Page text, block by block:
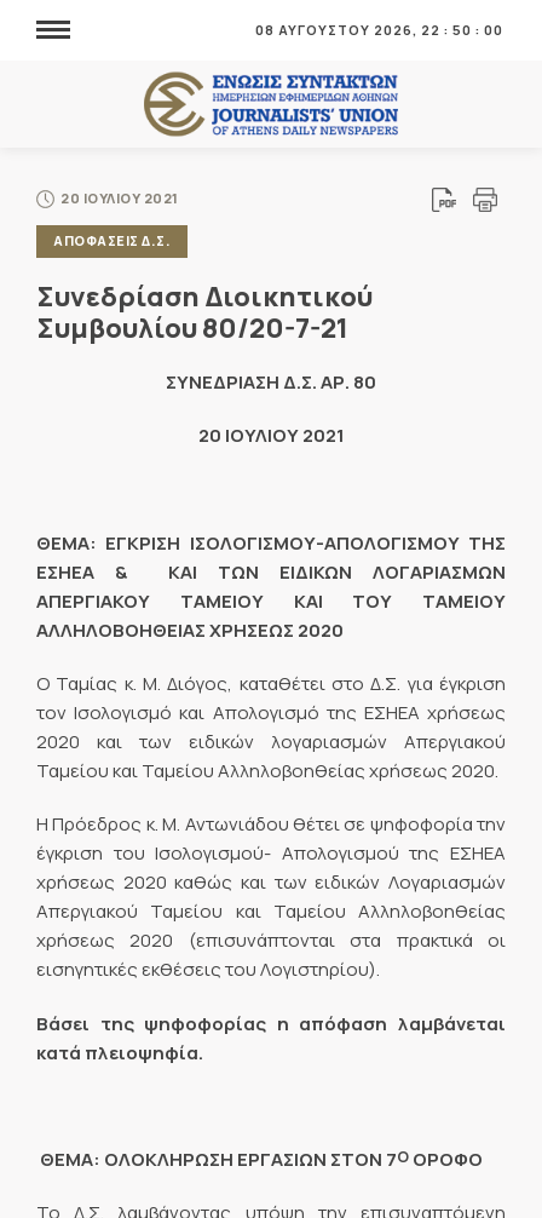
08 ΑΥΓΟΥΣΤΟΥ 2026, 22 : 50 : 01
20 ΙΟΥΛΙΟΥ 2021
ΑΠΟΦΑΣΕΙΣ Δ.Σ.
Συνεδρίαση Διοικητικού
Συμβουλίου 80/20-7-21
ΣΥΝΕΔΡΙΑΣΗ Δ.Σ. ΑΡ. 80
20 ΙΟΥΛΙΟΥ 2021
ΘΕΜΑ: ΕΓΚΡΙΣΗ ΙΣΟΛΟΓΙΣΜΟΥ-ΑΠΟΛΟΓΙΣΜΟΥ ΤΗΣ
ΕΣΗΕΑ & ΚΑΙ ΤΩΝ ΕΙΔΙΚΩΝ ΛΟΓΑΡΙΑΣΜΩΝ
ΑΠΕΡΓΙΑΚΟΥ ΤΑΜΕΙΟΥ ΚΑΙ ΤΟΥ ΤΑΜΕΙΟΥ
ΑΛΛΗΛΟΒΟΗΘΕΙΑΣ ΧΡΗΣΕΩΣ 2020
Ο Ταμίας κ. Μ. Διόγος, καταθέτει στο Δ.Σ. για έγκριση
τον Ισολογισμό και Απολογισμό της ΕΣΗΕΑ χρήσεως
2020 και των ειδικών λογαριασμών Απεργιακού
Ταμείου και Ταμείου Αλληλοβοηθείας χρήσεως 2020.
Η Πρόεδρος κ. Μ. Αντωνιάδου θέτει σε ψηφοφορία την
έγκριση του Ισολογισμού- Απολογισμού της ΕΣΗΕΑ
χρήσεως 2020 καθώς και των ειδικών Λογαριασμών
Απεργιακού Ταμείου και Ταμείου Αλληλοβοηθείας
χρήσεως 2020 (επισυνάπτονται στα πρακτικά οι
εισηγητικές εκθέσεις του Λογιστηρίου).
Βάσει της ψηφοφορίας η απόφαση λαμβάνεται
κατά πλειοψηφία.
ΘΕΜΑ: ΟΛΟΚΛΗΡΩΣΗ ΕΡΓΑΣΙΩΝ ΣΤΟΝ 7Ο ΟΡΟΦΟ
Το Δ.Σ. λαμβάνοντας υπόψη την επισυναπτόμενη